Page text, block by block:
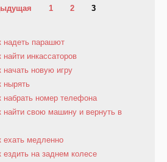
1 2 3
надеть парашют
найти инкассаторов
начать новую игру
нырять
набрать номер телефона
найти свою машину и вернуть в
ехать медленно
ездить на заднем колесе